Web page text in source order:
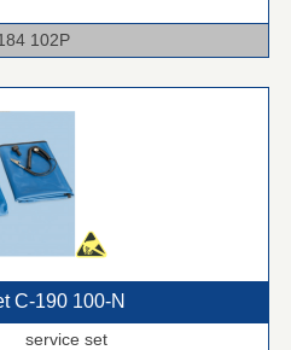
C‑190 100‑N
service set